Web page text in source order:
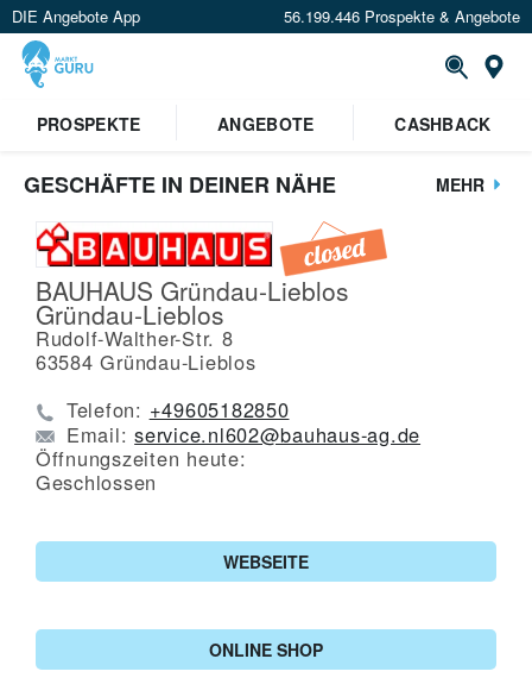
DIE Angebote App 56.199.446 Prospekte & Angebote
PROSPEKTE
ANGEBOTE CASHBACK
GESCHÄFTE IN DEINER NÄHE MEHR
BAUHAUS Gründau-Lieblos
Gründau-Lieblos
Rudolf-Walther-Str. 8
63584 Gründau-Lieblos
Telefon: +49605182850
Email:service.nl602@bauhaus-ag.de
Öffnungszeiten heute:
Geschlossen
WEBSEITE
ONLINE SHOP